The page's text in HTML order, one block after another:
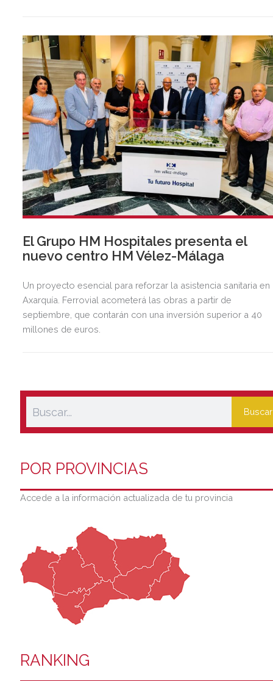
El Grupo HM Hospitales presenta el
nuevo centro HM Vélez-Málaga
Un proyecto esencial para reforzar la asistencia sanitaria en
Axarquía. Ferrovial acometerá las obras a partir de
septiembre, que contarán con una inversión superior a 40
millones de euros.
Buscar
POR PROVINCIAS
Accede a la información actualizada de tu provincia
RANKING